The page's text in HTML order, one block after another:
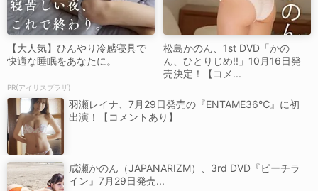
【大人気】ひんやり冷感寝具で
快適な睡眠をあなたに。
PR(アイリスプラザ)
松島かのん、1st DVD「かの
ん、ひとりじめ!!」10月16日発
売決定！【コメ...
羽瀬レイナ、7月29日発売の『ENTAME36℃』に初
出演！【コメントあり】
成瀬かのん（JAPANARIZM）、3rd DVD『ピーチラ
イン』7月29日発売...